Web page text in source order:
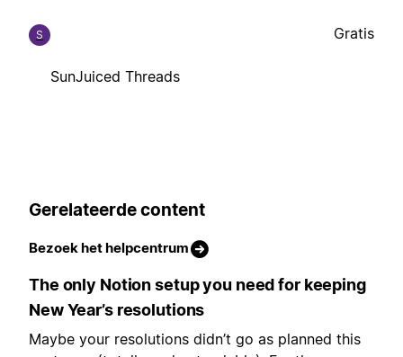
S
SunJuiced Threads
Gratis
Gerelateerde content
Bezoek het helpcentrum
The only Notion setup you need for keeping
New Year’s resolutions
Maybe your resolutions didn’t go as planned this